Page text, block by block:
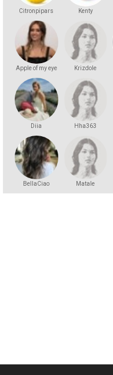
Citronpipars Kenty
Apple of my eye Krizdole
Diia Hha363
BellaCiao Matale